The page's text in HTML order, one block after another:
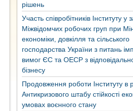
рішень
Участь співробітників Інституту у
Міжвідомчих робочих груп при
економіки, довкілля та сільського
господарства України з питань
вимог ЄС та ОЕСР з
бізнесу
Продовження роботи Інституту в
Антикризового штабу стійкості
умовах воєнного стану